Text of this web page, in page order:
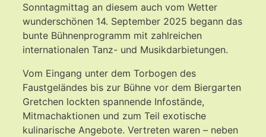
Sonntagmittag an diesem auch vom Wetter
wunderschönen 14. September 2025 begann das
bunte Bühnenprogramm mit zahlreichen
internationalen Tanz- und Musikdarbietungen.
Vom Eingang unter dem Torbogen des
Faustgeländes bis zur Bühne vor dem Biergarten
Gretchen lockten spannende Infostände,
Mitmachaktionen und zum Teil exotische
kulinarische Angebote. Vertreten waren – neben